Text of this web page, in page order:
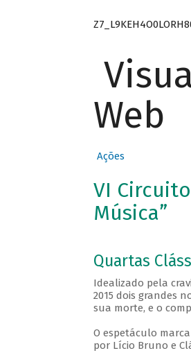
Web
Ações
VI
Música”
Quartas
Idealizado pela
2015 dois grandes
sua morte, e o
O espetáculo
por Lício Bruno e